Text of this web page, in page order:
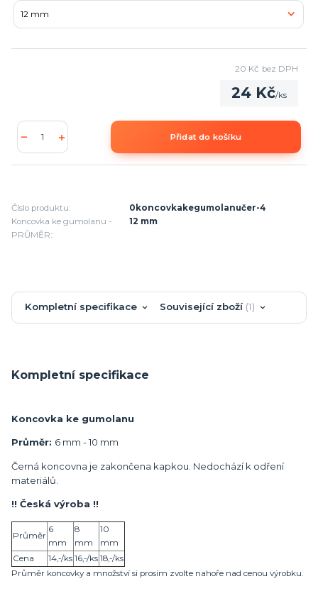
24 Kč/ks
20 Kč bez DPH
Přidat do košíku
Číslo produktu:
0koncovkakegumolanučer-4
Koncovka ke gumolanu -
PRŮMĚR::
12 mm
Kompletní specifikace Související zboží 1
Kompletní specifikace
Koncovka ke gumolanu
Průměr: 6 mm - 10 mm
Černá koncovna je zakončena kapkou. Nedochází k odření
materiálů.
!! Česká výroba !!
Průměr
6
mm
8
mm
10
mm
Cena
14,-/ks 16,-/ks 18,-/ks
Průměr koncovky a množství si prosím zvolte nahoře nad cenou výrobku.